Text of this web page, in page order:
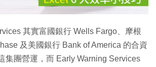
影
片
其實富國銀行 Wells Fargo、摩根
及美國銀行 Bank of America 的合資
集團營運，而 Early Warning Services